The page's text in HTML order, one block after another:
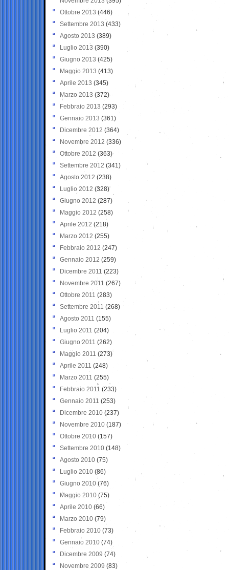
Ottobre 2013 (446)
Settembre 2013 (433)
Agosto 2013 (389)
Luglio 2013 (390)
Giugno 2013 (425)
Maggio 2013 (413)
Aprile 2013 (345)
Marzo 2013 (372)
Febbraio 2013 (293)
Gennaio 2013 (361)
Dicembre 2012 (364)
Novembre 2012 (336)
Ottobre 2012 (363)
Settembre 2012 (341)
Agosto 2012 (238)
Luglio 2012 (328)
Giugno 2012 (287)
Maggio 2012 (258)
Aprile 2012 (218)
Marzo 2012 (255)
Febbraio 2012 (247)
Gennaio 2012 (259)
Dicembre 2011 (223)
Novembre 2011 (267)
Ottobre 2011 (283)
Settembre 2011 (268)
Agosto 2011 (155)
Luglio 2011 (204)
Giugno 2011 (262)
Maggio 2011 (273)
Aprile 2011 (248)
Marzo 2011 (255)
Febbraio 2011 (233)
Gennaio 2011 (253)
Dicembre 2010 (237)
Novembre 2010 (187)
Ottobre 2010 (157)
Settembre 2010 (148)
Agosto 2010 (75)
Luglio 2010 (86)
Giugno 2010 (76)
Maggio 2010 (75)
Aprile 2010 (66)
Marzo 2010 (79)
Febbraio 2010 (73)
Gennaio 2010 (74)
Dicembre 2009 (74)
Novembre 2009 (83)